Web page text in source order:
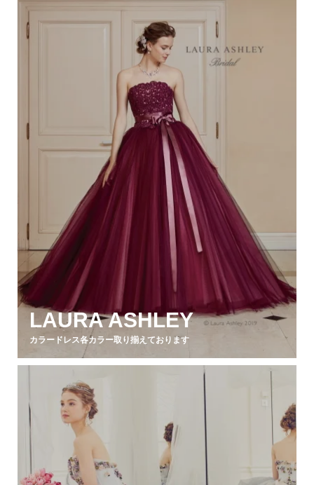
LAURA ASHLEY
カラードレス各カラー取り揃えております